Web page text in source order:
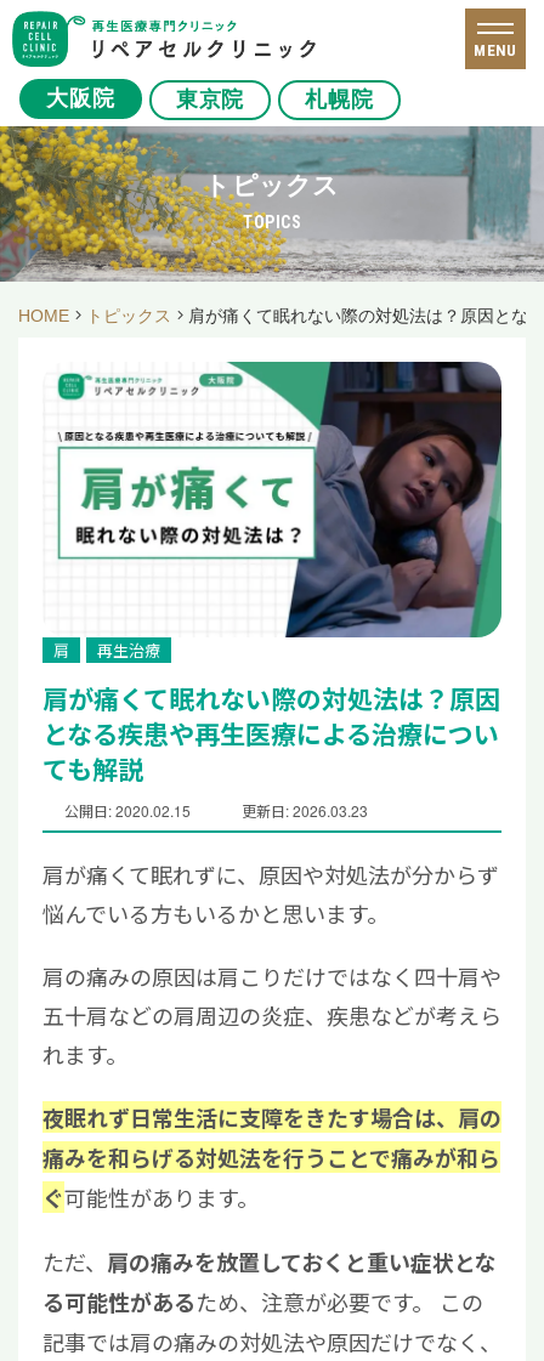
大阪院 東京院 札幌院
MENU
トピックス
TOPICS
HOME トピックス 肩が痛くて眠れない際の対処法は？原因とな
肩 再生治療
肩が痛くて眠れない際の対処法は？原因
となる疾患や再生医療による治療につい
ても解説
公開日: 2020.02.15 更新日: 2026.03.23
肩が痛くて眠れずに、原因や対処法が分からず
悩んでいる方もいるかと思います。
肩の痛みの原因は肩こりだけではなく四十肩や
五十肩などの肩周辺の炎症、疾患などが考えら
れます。
夜眠れず日常生活に支障をきたす場合は、肩の
痛みを和らげる対処法を行うことで痛みが和ら
ぐ可能性があります。
ただ、 肩の痛みを放置しておくと重い症状とな
る可能性があるため、注意が必要です。 この
記事では肩の痛みの対処法や原因だけでなく、